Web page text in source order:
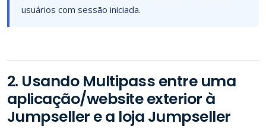
usuários com sessão iniciada.
2. Usando Multipass entre uma
aplicação/website exterior à
Jumpseller e a loja Jumpseller